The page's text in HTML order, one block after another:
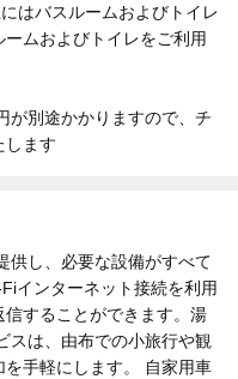
はバスルームおよびトイレ
ムおよびトイレをご利用
が別途かかりますので、チ
します
供し、必要な設備がすべて
インターネット接続を利用
することができます。湯
スは、由布での小旅行や観
手軽にします。 自家用車